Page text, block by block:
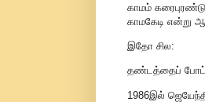
காமம்
காமகேடி என்று
இதோ சில:
தண்டத்தைப்
1986இல்